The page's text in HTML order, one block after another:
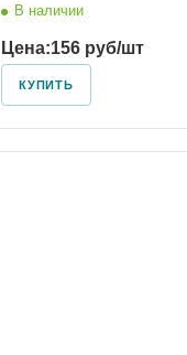
В наличии
Цена:156 руб/шт
КУПИТЬ